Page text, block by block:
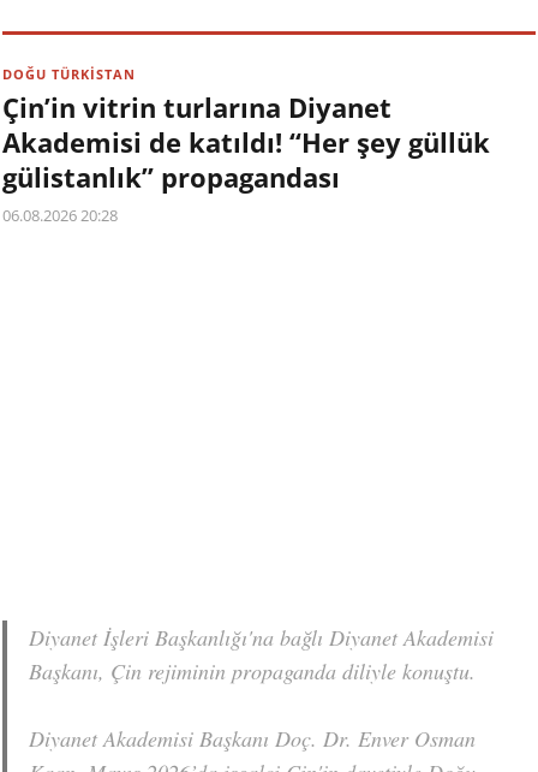
DOĞU TÜRKİSTAN
Çin’in vitrin turlarına Diyanet
Akademisi de katıldı! “Her şey güllük
gülistanlık” propagandası
06.08.2026 20:28
Diyanet İşleri Başkanlığı'na bağlı Diyanet Akademisi
Başkanı, Çin rejiminin propaganda diliyle konuştu.
Diyanet Akademisi Başkanı Doç. Dr. Enver Osman